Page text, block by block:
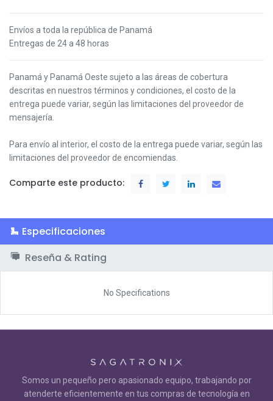
Envíos a toda la república de Panamá
Entregas de 24 a 48 horas
Panamá y Panamá Oeste sujeto a las áreas de cobertura
descritas en nuestros términos y condiciones, el costo de la
entrega puede variar, según las limitaciones del proveedor de
mensajería.
Para envío al interior, el costo de la entrega puede variar, según las
limitaciones del proveedor de encomiendas.
Comparte este producto:
Especificaciones
Reseña & Rating
No Specifications
Somos un pequeño pero apasionado equipo, trabajando por
atenderte eficientemente en tus compras de tecnología en